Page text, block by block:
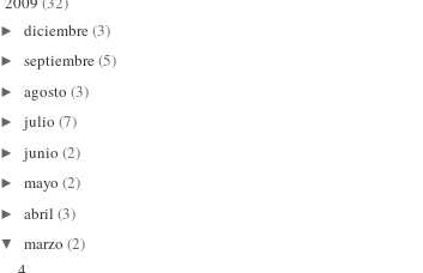
► diciembre(3)
► septiembre(5)
► agosto (3)
► julio (7)
► junio (2)
► mayo (2)
► abril (3)
▼ marzo (2)